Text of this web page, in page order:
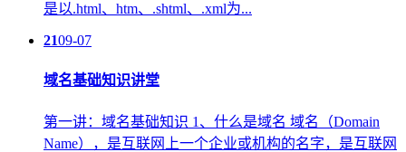
是以.html、htm、.shtml、.xml为...
2109-07
域名基础知识讲堂
第一讲：域名基础知识 1、什么是域名 域名（Domain
Name），是互联网上一个企业或机构的名字，是互联网